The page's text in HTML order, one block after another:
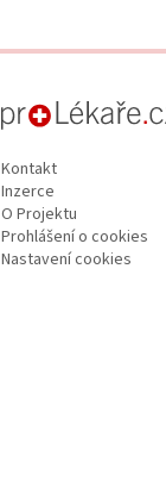
Kontakt
Inzerce
O Projektu
Prohlášení o cookies
Nastavení cookies